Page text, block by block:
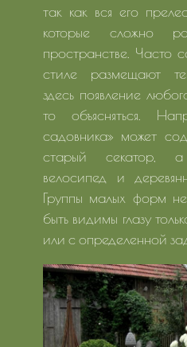
так как вся его
которые сложно
пространстве. Часто
стиле размещают
здесь появление
то объясняться.
садовника» может
старый секатор, а
велосипед и
Группы малых форм
быть видимы глазу
или с определенной